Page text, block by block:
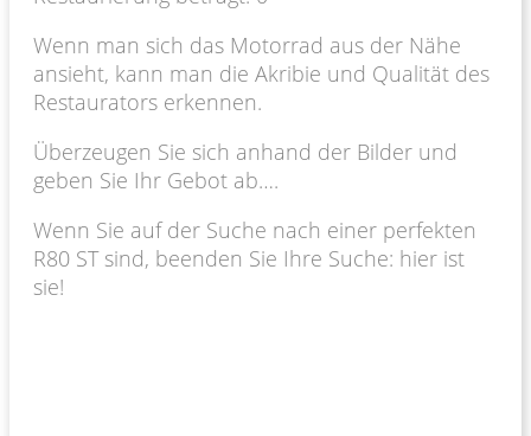
Wenn man sich das Motorrad aus der Nähe
ansieht, kann man die Akribie und Qualität des
Restaurators erkennen.
Überzeugen Sie sich anhand der Bilder und
geben Sie Ihr Gebot ab….
Wenn Sie auf der Suche nach einer perfekten
R80 ST sind, beenden Sie Ihre Suche: hier ist
sie!